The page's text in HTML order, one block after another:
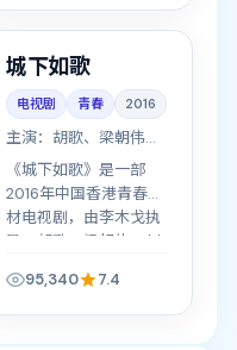
各自奔赴理想，友情与
成长与情感纠葛为主线
推进叙事。情感...
中国 4K
城下如歌
电视剧 青春 2016
主演：胡歌、梁朝伟、
刘德华、易烊千玺
《城下如歌》是一部
2016年中国香港青春题
材电视剧，由李木戈执
导，胡歌、梁朝伟、刘
打破了原本平静的生
活，主人公被迫踏上自
95,340 7.4